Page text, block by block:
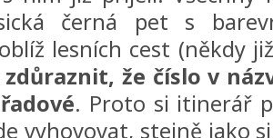
černá pet s
lesních cest (někdy
že číslo v
. Proto si itinerář
vyhovovat, stejně jako